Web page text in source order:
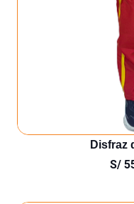
Disfraz
S/